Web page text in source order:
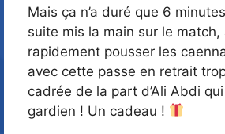
Mais ça n’a duré que 6
suite mis la main sur le
rapidement pousser les
avec cette passe en retrait
cadrée de la part d’Ali Abdi
gardien ! Un cadeau !